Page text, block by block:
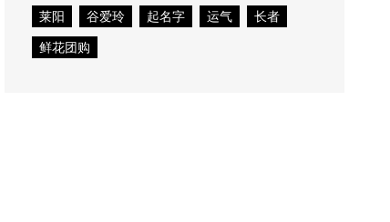
莱阳
谷爱玲 起名字 运气
长者
鲜花团购